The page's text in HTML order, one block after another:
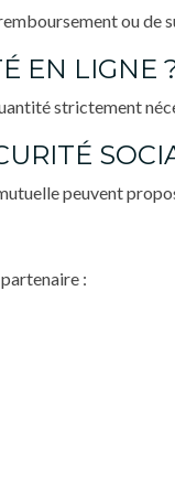
ou de
EN LIGNE
strictement
peuvent
: